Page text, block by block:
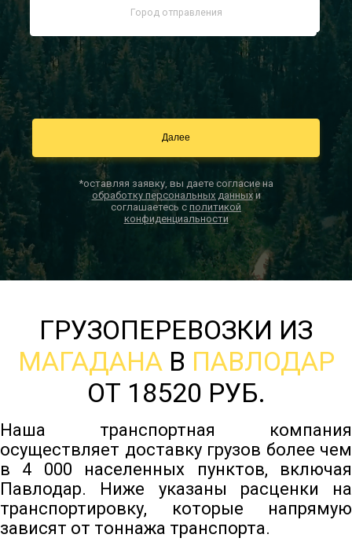
*оставляя заявку, вы даете согласие на
обработку персональных данныхи
соглашаетесь с политикой
конфиденциальности
ГРУЗОПЕРЕВОЗКИ ИЗ
МАГАДАНАВ ПАВЛОДАР
ОТ 18520 РУБ.
Наша транспортная компания
осуществляет доставку грузов более чем
в 4 000 населенных пунктов, включая
Павлодар. Ниже указаны расценки на
транспортировку, которые напрямую
зависят от тоннажа транспорта.